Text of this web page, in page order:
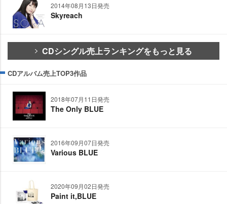
2014年08月13日発売
Skyreach
CDシングル売上ランキングをもっと見る
CDアルバム売上TOP3作品
2018年07月11日発売
The Only BLUE
2016年09月07日発売
Various BLUE
2020年09月02日発売
Paint it,BLUE